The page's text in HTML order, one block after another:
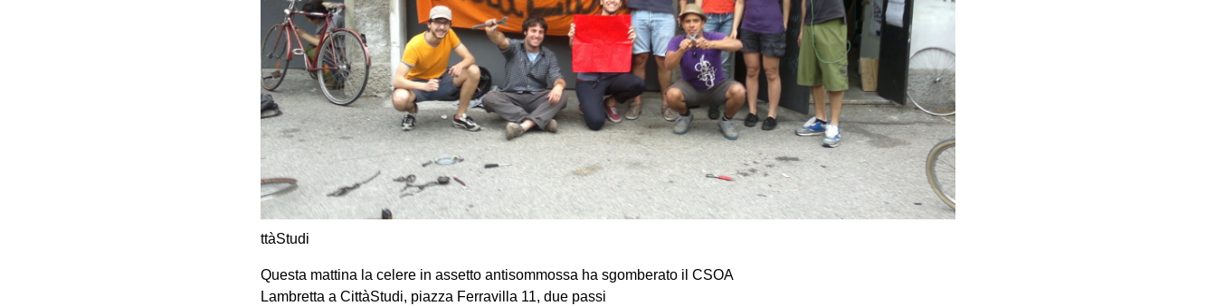
ttàStudi
Questa mattina la celere in assetto antisommossa ha sgomberato il CSOA
Lambretta a CittàStudi, piazza Ferravilla 11, due passi